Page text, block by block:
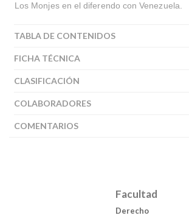
Los Monjes en el diferendo con Venezuela.
TABLA DE CONTENIDOS
FICHA TÉCNICA
CLASIFICACIÓN
COLABORADORES
COMENTARIOS
Facultad
Derecho